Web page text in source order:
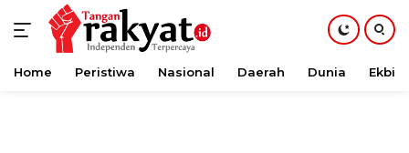
Langsung
Home Peristiwa Nasional Daerah Dunia Ekbis